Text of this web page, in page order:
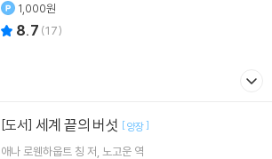
1,000원
8.7 (17)
[도서] 세계 끝의 버섯 [양장]
애나 로웬하웁트 칭 저 노고운 역